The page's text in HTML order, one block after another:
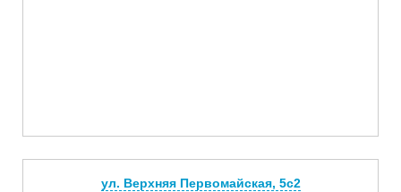
ул. Верхняя Первомайская, 5с2